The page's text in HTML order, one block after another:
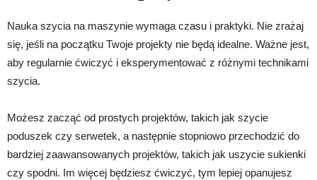
Nauka szycia na maszynie wymaga czasu i praktyki. Nie zrażaj
się, jeśli na początku Twoje projekty nie będą idealne. Ważne jest,
aby regularnie ćwiczyć i eksperymentować z różnymi technikami
szycia.
Możesz zacząć od prostych projektów, takich jak szycie
poduszek czy serwetek, a następnie stopniowo przechodzić do
bardziej zaawansowanych projektów, takich jak uszycie sukienki
czy spodni. Im więcej będziesz ćwiczyć, tym lepiej opanujesz